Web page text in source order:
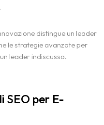
distingue un leader
le strategie avanzate per
leader indiscusso.
SEO per E-